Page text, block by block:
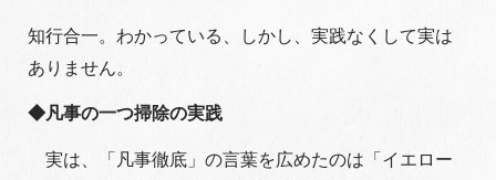
知行合一。わかっている、しかし、実践なくして実は
ありません。
◆凡事の一つ掃除の実践
実は、「凡事徹底」の言葉を広めたのは「イエロー